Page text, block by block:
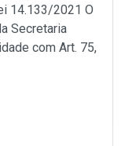
14.133/2021 O
Secretaria
com Art. 75,